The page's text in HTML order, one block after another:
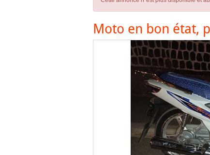
Moto en bon état,